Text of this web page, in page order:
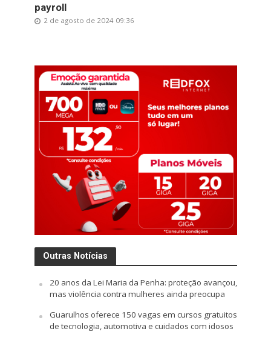
payroll
2 de agosto de 2024 09:36
Outras Notícias
20 anos da Lei Maria da Penha: proteção avançou,
mas violência contra mulheres ainda preocupa
Guarulhos oferece 150 vagas em cursos gratuitos
de tecnologia, automotiva e cuidados com idosos